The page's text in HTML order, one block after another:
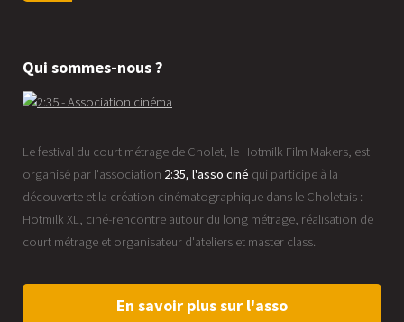
Qui sommes-nous ?
Le festival du court métrage de Cholet, le Hotmilk Film Makers, est
organisé par l'association 2:35, l'asso ciné qui participe à la
découverte et la création cinématographique dans le Choletais :
Hotmilk XL, ciné-rencontre autour du long métrage, réalisation de
court métrage et organisateur d'ateliers et master class.
En savoir plus sur l'asso